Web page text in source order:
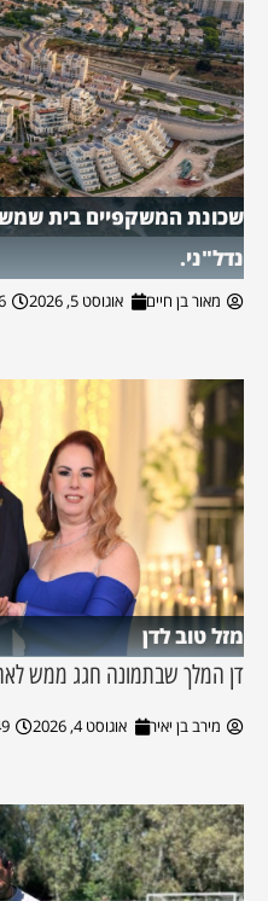
שכונת המשקפיים בית שמש
נדל"ני.
מאור בן חיים אוגוסט 5, 2026
מזל טוב לדן
דן המלך שבתמונה חגג ממש
מירב בן יאיר אוגוסט 4, 2026